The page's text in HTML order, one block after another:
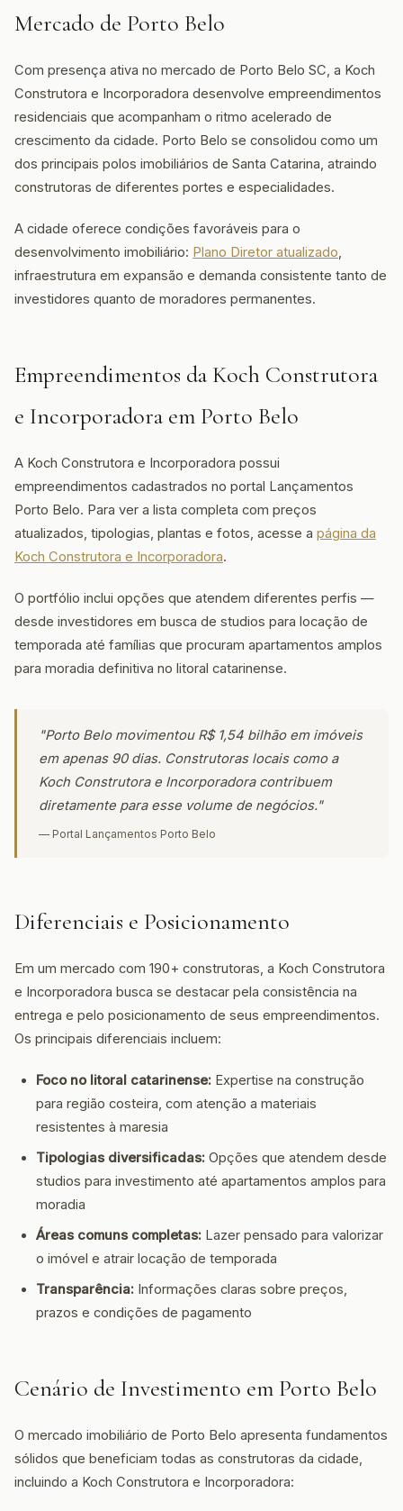
Mercado de Porto Belo
Com presença ativa no mercado de Porto Belo SC, a Koch
Construtora e Incorporadora desenvolve empreendimentos
residenciais que acompanham o ritmo acelerado de
crescimento da cidade. Porto Belo se consolidou como um
dos principais polos imobiliários de Santa Catarina, atraindo
construtoras de diferentes portes e especialidades.
A cidade oferece condições favoráveis para o
desenvolvimento imobiliário: Plano Diretor atualizado,
infraestrutura em expansão e demanda consistente tanto de
investidores quanto de moradores permanentes.
Empreendimentos da Koch Construtora
e Incorporadora em Porto Belo
A Koch Construtora e Incorporadora possui
empreendimentos cadastrados no portal Lançamentos
Porto Belo. Para ver a lista completa com preços
atualizados, tipologias, plantas e fotos, acesse a página da
Koch Construtora e Incorporadora.
O portfólio inclui opções que atendem diferentes perfis —
desde investidores em busca de studios para locação de
temporada até famílias que procuram apartamentos amplos
para moradia definitiva no litoral catarinense.
"Porto Belo movimentou R$ 1,54 bilhão em imóveis
em apenas 90 dias. Construtoras locais como a
Koch Construtora e Incorporadora contribuem
diretamente para esse volume de negócios."
— Portal Lançamentos Porto Belo
Diferenciais e Posicionamento
Em um mercado com 190+ construtoras, a Koch Construtora
e Incorporadora busca se destacar pela consistência na
entrega e pelo posicionamento de seus empreendimentos.
Os principais diferenciais incluem:
Foco no litoral catarinense: Expertise na construção
para região costeira, com atenção a materiais
resistentes à maresia
Tipologias diversificadas: Opções que atendem desde
studios para investimento até apartamentos amplos para
moradia
Áreas comuns completas: Lazer pensado para valorizar
o imóvel e atrair locação de temporada
Transparência: Informações claras sobre preços,
prazos e condições de pagamento
Cenário de Investimento em Porto Belo
O mercado imobiliário de Porto Belo apresenta fundamentos
sólidos que beneficiam todas as construtoras da cidade,
incluindo a Koch Construtora e Incorporadora: